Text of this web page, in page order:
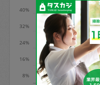
発生
水曜日9時〜金
50%
金曜日9時～土
100%
土曜日8時〜実
＋交通費全額
8%
16%
24%
32%
40%